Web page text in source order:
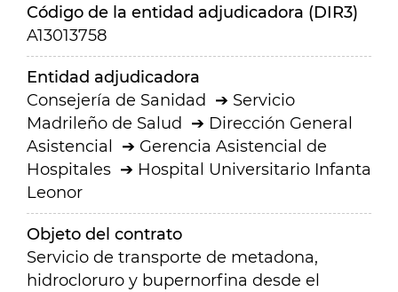
Código de la entidad adjudicadora (DIR3)
A13013758
Entidad adjudicadora
Consejería de Sanidad
Servicio
Madrileño de Salud
Dirección General
Asistencial
Gerencia Asistencial de
Hospitales
Hospital Universitario Infanta
Leonor
Objeto del contrato
Servicio de transporte de metadona,
hidrocloruro y bupernorfina desde el